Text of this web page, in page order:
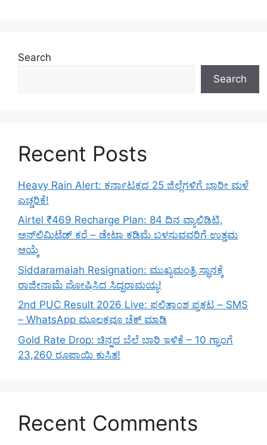
Search
Search
Recent Posts
Heavy Rain Alert: ಕರ್ನಾಟಕದ 25 ಜಿಲ್ಲೆಗಳಿಗೆ ಭಾರೀ ಮಳೆ
ಎಚ್ಚರಿಕೆ!
Airtel ₹469 Recharge Plan: 84 ದಿನ ವ್ಯಾಲಿಡಿಟಿ,
ಅನ್‌ಲಿಮಿಟೆಡ್ ಕರೆ – ಡೇಟಾ ಕಡಿಮೆ ಬಳಸುವವರಿಗೆ ಉತ್ತಮ
ಆಯ್ಕೆ
Siddaramaiah Resignation: ಮುಖ್ಯಮಂತ್ರಿ ಸ್ಥಾನಕ್ಕೆ
ರಾಜೀನಾಮೆ ಘೋಷಿಸಿದ ಸಿದ್ದರಾಮಯ್ಯ!
2nd PUC Result 2026 Live: ಫಲಿತಾಂಶ ಪ್ರಕಟ – SMS
– WhatsApp ಮೂಲಕವೂ ಚೆಕ್ ಮಾಡಿ
Gold Rate Drop: ಚಿನ್ನದ ಬೆಲೆ ಭಾರಿ ಇಳಿಕೆ – 10 ಗ್ರಾಂಗೆ
23,260 ರೂಪಾಯಿ ಕುಸಿತ!
Recent Comments